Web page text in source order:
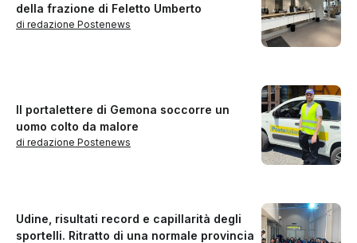
della frazione di Feletto Umberto
di redazione Postenews
Il portalettere di Gemona soccorre un
uomo colto da malore
di redazione Postenews
Udine, risultati record e capillarità degli
sportelli. Ritratto di una normale provincia